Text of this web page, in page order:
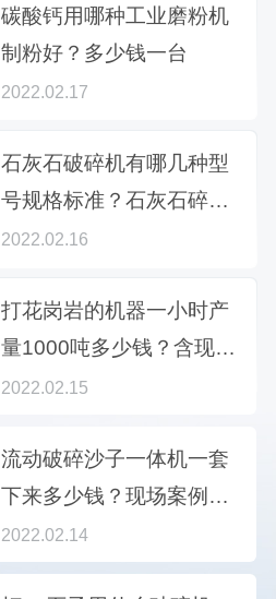
碳酸钙用哪种工业磨粉机
制粉好？多少钱一台
2022.02.17
石灰石破碎机有哪几种型
号规格标准？石灰石碎石
有几个品种
2022.02.16
打花岗岩的机器一小时产
量1000吨多少钱？含现场
视频
2022.02.15
流动破碎沙子一体机一套
下来多少钱？现场案例全
析
2022.02.14